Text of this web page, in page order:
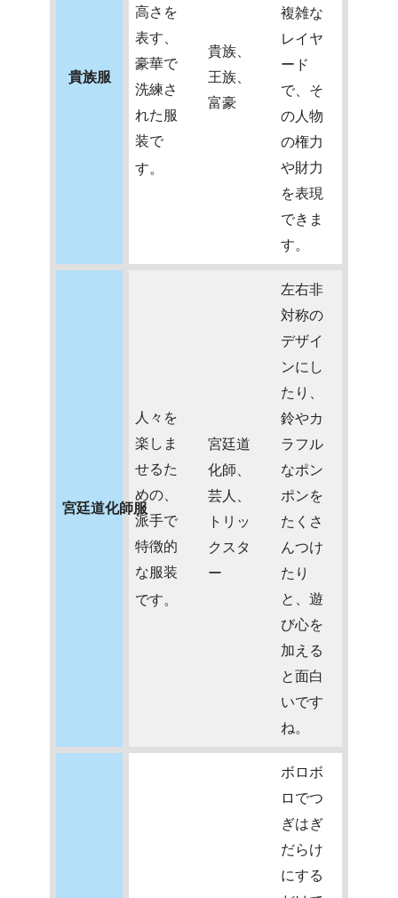
貴族服
高さを
表す、
豪華で
洗練さ
れた服
装で
す。
貴族、
王族、
富豪
複雑な
レイヤ
ード
で、そ
の人物
の権力
や財力
を表現
できま
す。
宮廷道化師服
人々を
楽しま
せるた
めの、
派手で
特徴的
な服装
です。
宮廷道
化師、
芸人、
トリッ
クスタ
ー
左右非
対称の
デザイ
ンにし
たり、
鈴やカ
ラフル
なポン
ポンを
たくさ
んつけ
たり
と、遊
び心を
加える
と面白
いです
ね。
ボロボ
ロでつ
ぎはぎ
だらけ
にする